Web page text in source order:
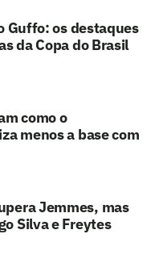
Guffo: os destaques
da Copa do Brasil
como o
menos a base com
Jemmes, mas
Silva e Freytes